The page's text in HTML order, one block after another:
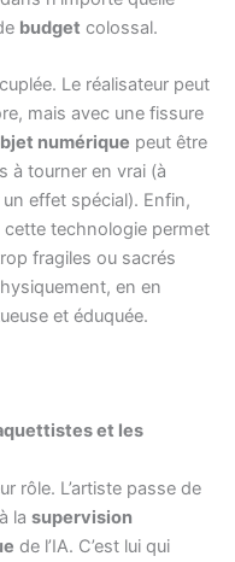
budget colossal.
Le réalisateur peut
mais avec une fissure
numérique peut être
à tourner en vrai (à
un effet spécial). Enfin,
cette technologie permet
fragiles ou sacrés
en en
et éduquée.
et les
rôle. L’artiste passe de
la supervision
de l’IA. C’est lui qui